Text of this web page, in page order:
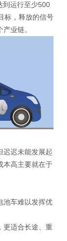
到运行至少500
标，释放的信号
业链。
迟迟未能发展起
本高主要就在于
池车难以发挥优
更适合长途、重